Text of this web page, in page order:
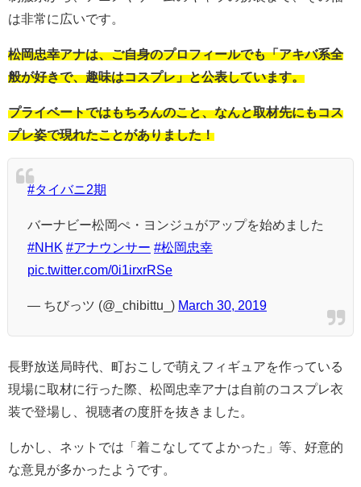
は非常に広いです。
松岡忠幸アナは、ご自身のプロフィールでも「アキバ系全
般が好きで、趣味はコスプレ」と公表しています。
プライベートではもちろんのこと、なんと取材先にもコス
プレ姿で現れたことがありました！
#タイバニ2期
バーナビー松岡ぺ・ヨンジュがアップを始めました
#NHK #アナウンサー #松岡忠幸
pic.twitter.com/0i1irxrRSe
— ちびっツ (@_chibittu_) March 30, 2019
長野放送局時代、町おこしで萌えフィギュアを作っている
現場に取材に行った際、松岡忠幸アナは自前のコスプレ衣
装で登場し、視聴者の度肝を抜きました。
しかし、ネットでは「着こなしててよかった」等、好意的
な意見が多かったようです。